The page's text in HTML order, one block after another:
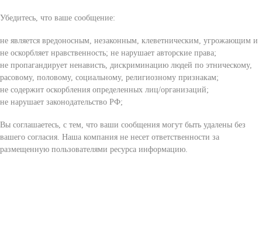
Убедитесь, что ваше сообщение:
не является вредоносным, незаконным, клеветническим, угрожающим и
не оскорбляет нравственность; не нарушает авторские права;
не пропагандирует ненависть, дискриминацию людей по этническому,
расовому, половому, социальному, религиозному признакам;
не содержит оскорбления определенных лиц/организаций;
не нарушает законодательство РФ;
Вы соглашаетесь, с тем, что ваши сообщения могут быть удалены без
вашего согласия. Наша компания не несет ответственности за
размещенную пользователями ресурса информацию.